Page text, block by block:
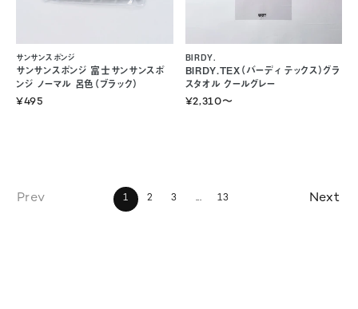
サンサンスポンジ 富士サンサンスポ
ンジ ノーマル 呂色（ブラック）
サンサンスポンジ
¥495
BIRDY.TEX（バーディ テックス）グラ
スタオル クールグレー
BIRDY.
〜
¥2,310
1 2 3 ... 13